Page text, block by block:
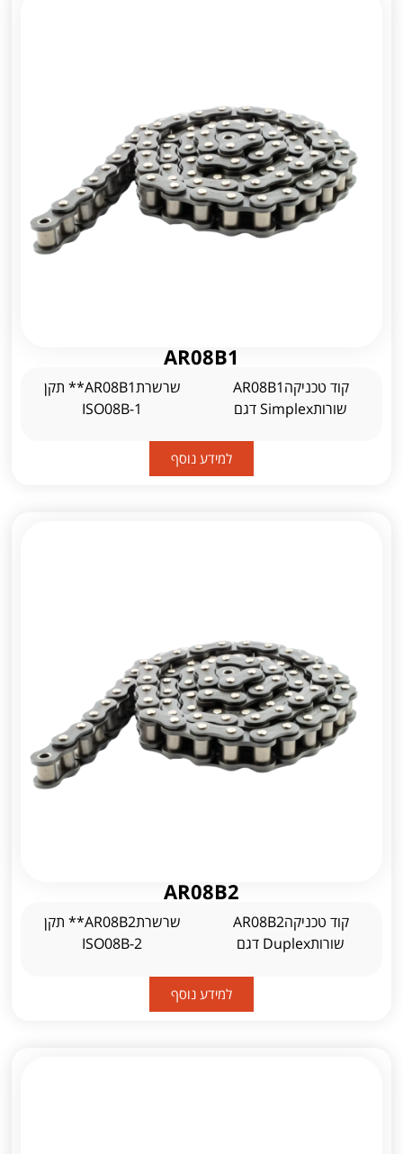
AR08B1
קוד טכניקהAR08B1
שורותSimplex דגם
שרשרתAR08B1** תקן
ISO08B-1
למידע נוסף
AR08B2
קוד טכניקהAR08B2
שורותDuplex דגם
שרשרתAR08B2** תקן
ISO08B-2
למידע נוסף